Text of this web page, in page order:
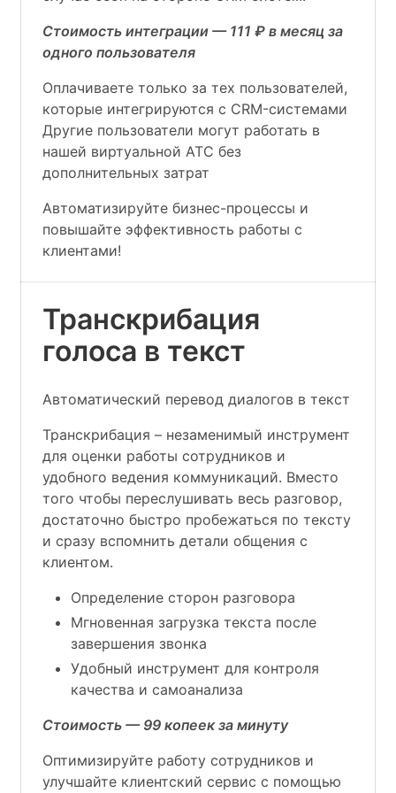
Стоимость интеграции — 111 ₽ в месяц за
одного пользователя
Оплачиваете только за тех пользователей,
которые интегрируются с CRM-системами
Другие пользователи могут работать в
нашей виртуальной АТС без
дополнительных затрат
Автоматизируйте бизнес-процессы и
повышайте эффективность работы с
клиентами!
Транскрибация
голоса в текст
Автоматический перевод диалогов в текст
Транскрибация – незаменимый инструмент
для оценки работы сотрудников и
удобного ведения коммуникаций. Вместо
того чтобы переслушивать весь разговор,
достаточно быстро пробежаться по тексту
и сразу вспомнить детали общения с
клиентом.
Определение сторон разговора
Мгновенная загрузка текста после
завершения звонка
Удобный инструмент для контроля
качества и самоанализа
Стоимость — 99 копеек за минуту
Оптимизируйте работу сотрудников и
улучшайте клиентский сервис с помощью